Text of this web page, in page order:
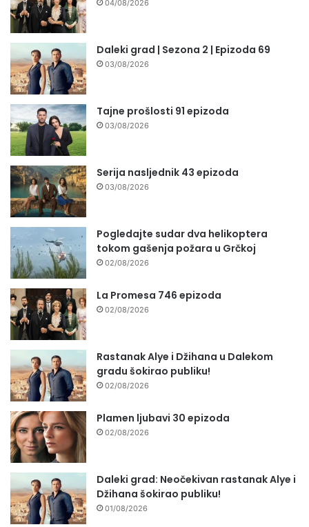
04/08/2026
Daleki grad | Sezona 2 | Epizoda 69
03/08/2026
Tajne prošlosti 91 epizoda
03/08/2026
Serija nasljednik 43 epizoda
03/08/2026
Pogledajte sudar dva helikoptera
tokom gašenja požara u Grčkoj
02/08/2026
La Promesa 746 epizoda
02/08/2026
Rastanak Alye i Džihana u Dalekom
gradu šokirao publiku!
02/08/2026
Plamen ljubavi 30 epizoda
02/08/2026
Daleki grad: Neočekivan rastanak Alye i
Džihana šokirao publiku!
01/08/2026